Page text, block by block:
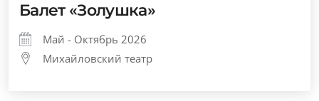
Балет «Золушка»
Май - Октябрь 2026
Михайловский театр